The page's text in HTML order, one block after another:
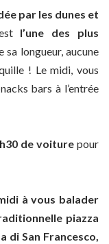
par les dunes et
l’une des plus
sa longueur, aucune
! Le midi, vous
bars à l’entrée
de voiturepour
à vous balader
piazza
di San Francesco,